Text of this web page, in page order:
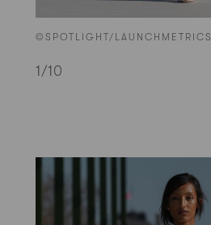
©SPOTLIGHT/LAUNCHMETRICS
1/10